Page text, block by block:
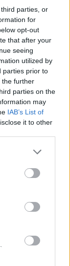
parties, or
for
opt-out
that after your
seeing
utilized by
parties prior to
the further
parties on the
may
IAB’s List of
it to other
το